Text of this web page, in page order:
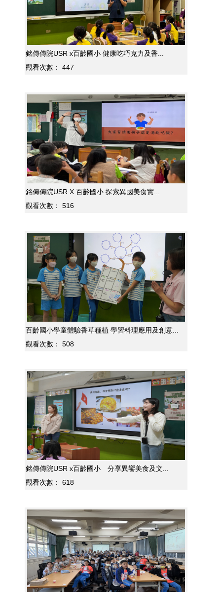
銘傳傳院USR x百齡國小 健康吃巧克力及香...
觀看次數：
447
銘傳傳院USR X 百齡國小 探索異國美食實...
觀看次數：
516
百齡國小學童體驗香草種植 學習料理應用及創意...
觀看次數：
508
銘傳傳院USR x百齡國小 分享異饗美食及文...
觀看次數：
618